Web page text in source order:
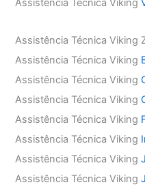
Assistência Técnica Viking
Assistência Técnica Viking
Assistência Técnica Viking
Assistência Técnica Viking
Assistência Técnica Viking
Assistência Técnica Viking
Assistência Técnica Viking
Assistência Técnica Viking
Assistência Técnica Viking